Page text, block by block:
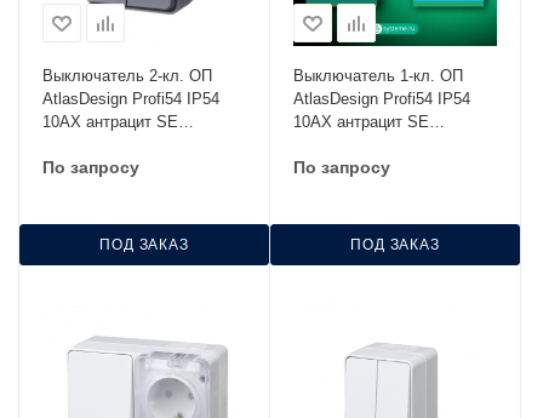
Выключатель 2-кл. ОП
AtlasDesign Profi54 IP54
10AX антрацит SE
По запросу
ПОД ЗАКАЗ
Выключатель 1-кл. ОП
AtlasDesign Profi54 IP54
10AX антрацит SE
По запросу
ПОД ЗАКАЗ